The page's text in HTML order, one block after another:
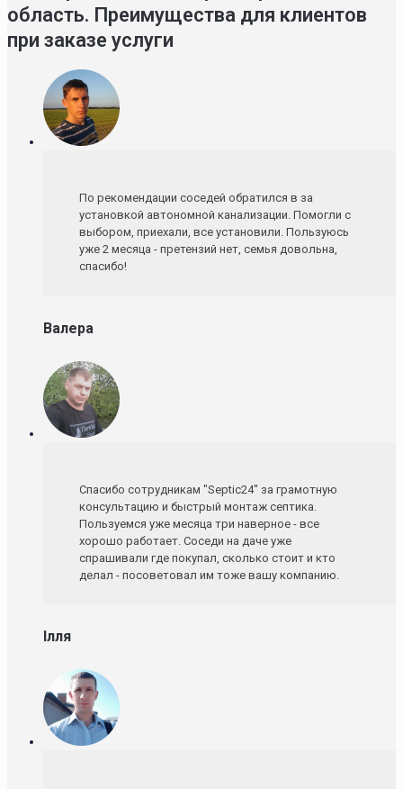
область. Преимущества для клиентов
при заказе услуги
По рекомендации соседей обратился в за
установкой автономной канализации. Помогли с
выбором, приехали, все установили. Пользуюсь
уже 2 месяца - претензий нет, семья довольна,
спасибо!
Валера
Спасибо сотрудникам "Septic24" за грамотную
консультацию и быстрый монтаж септика.
Пользуемся уже месяца три наверное - все
хорошо работает. Соседи на даче уже
спрашивали где покупал, сколько стоит и кто
делал - посоветовал им тоже вашу компанию.
Ілля